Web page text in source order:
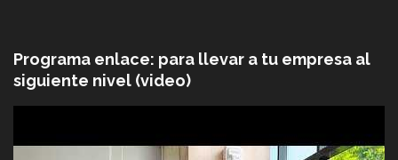
Programa enlace: para llevar a tu empresa al
siguiente nivel (video)